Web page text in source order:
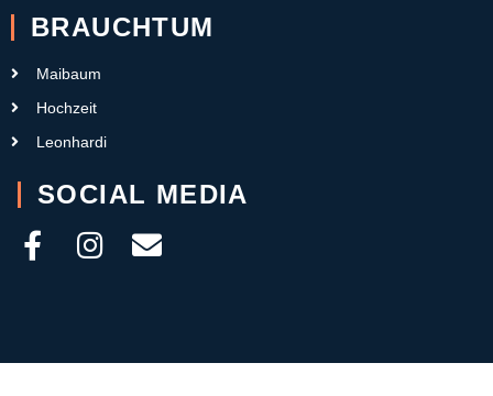
BRAUCHTUM
Maibaum
Hochzeit
Leonhardi
SOCIAL MEDIA